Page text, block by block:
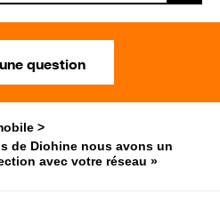
question
de Diohine nous avons un
avec votre réseau »